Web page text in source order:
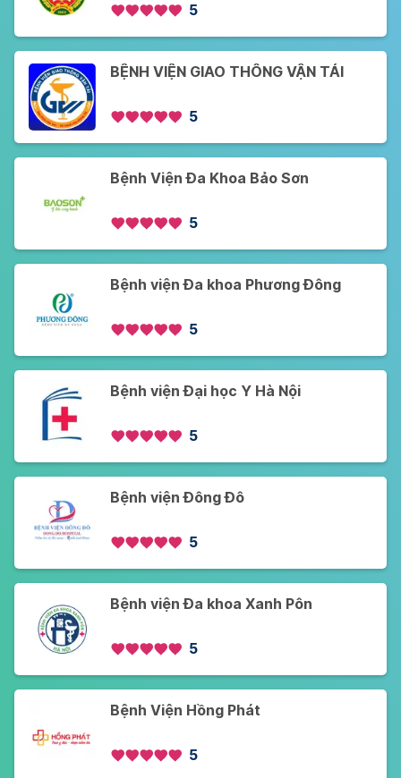
5
BỆNH VIỆN GIAO THÔNG VẬN TẢI
5
Bệnh Viện Đa Khoa Bảo Sơn
5
Bệnh viện Đa khoa Phương Đông
5
Bệnh viện Đại học Y Hà Nội
5
Bệnh viện Đông Đô
5
Bệnh viện Đa khoa Xanh Pôn
5
Bệnh Viện Hồng Phát
5